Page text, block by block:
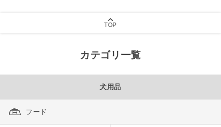
TOP
カテゴリ一覧
犬用品
フード